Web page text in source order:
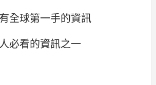
全球第一手的資訊
必看的資訊之一